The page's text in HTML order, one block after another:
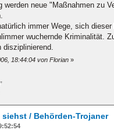
neue "Maßnahmen zu
immer Wege, sich
wuchernde Kriminalität.
disziplinierend.
18:44:04 von Florian »
/ Behörden-Trojaner